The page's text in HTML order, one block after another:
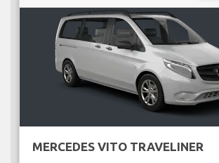
MERCEDES VITO TRAVELINER